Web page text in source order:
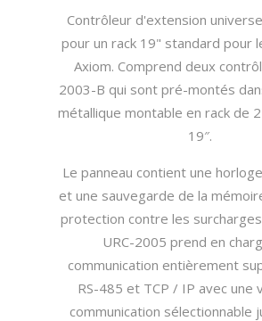
Contrôleur d'extension
pour un rack 19" standard pour
Axiom. Comprend deux
2003-B qui sont pré-montés
métallique montable en rack de
19″.
Le panneau contient une
et une sauvegarde de la
protection contre les
URC-2005 prend en
communication entièrement
RS-485 et TCP / IP avec une
communication sélectionnable